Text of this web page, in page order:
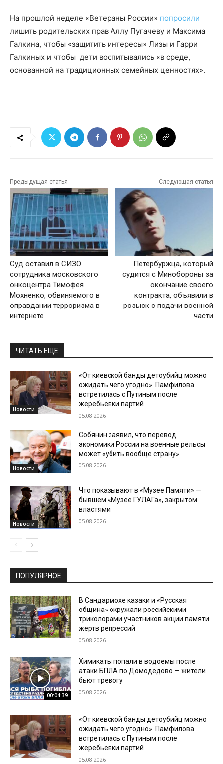
На прошлой неделе «Ветераны России» попросили
лишить родительских прав Аллу Пугачеву и Максима
Галкина, чтобы «защитить интересы» Лизы и Гарри
Галкиных и чтобы дети воспитывались «в среде,
основанной на традиционных семейных ценностях».
Предыдущая статья
Суд оставил в СИЗО
сотрудника московского
онкоцентра Тимофея
Мохненко, обвиняемого в
оправдании терроризма в
интернете
Следующая статья
Петербуржца, который
судится с Минобороны за
окончание своего
контракта, объявили в
розыск с подачи военной
части
ЧИТАТЬ ЕЩЕ
Новости
«От киевской банды детоубийц можно
ожидать чего угодно». Памфилова
встретилась с Путиным после
жеребьевки партий
05.08.2026
Новости
Собянин заявил, что перевод
экономики России на военные рельсы
может «убить вообще страну»
05.08.2026
Новости
Что показывают в «Музее Памяти» —
бывшем «Музее ГУЛАГа», закрытом
властями
05.08.2026
ПОПУЛЯРНОЕ
В Сандармохе казаки и «Русская
община» окружали российскими
триколорами участников акции памяти
жертв репрессий
05.08.2026
00:04:39
Химикаты попали в водоемы после
атаки БПЛА по Домодедово — жители
бьют тревогу
05.08.2026
«От киевской банды детоубийц можно
ожидать чего угодно». Памфилова
встретилась с Путиным после
жеребьевки партий
05.08.2026